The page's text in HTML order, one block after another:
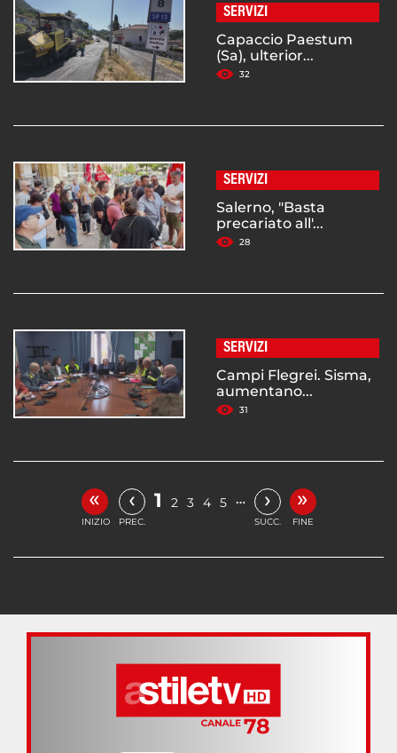
SERVIZI
Capaccio Paestum
(Sa), ulterior...
32
SERVIZI
Salerno, "Basta
precariato all'...
28
SERVIZI
Campi Flegrei. Sisma,
aumentano...
31
«
INIZIO
‹
PREC.
1 2 3 4 5 … ›
SUCC.
»
FINE